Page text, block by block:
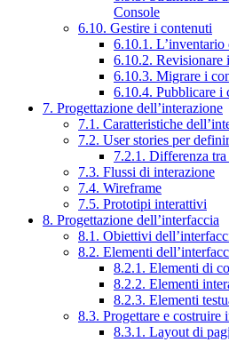
Console
6.10. Gestire i contenuti
6.10.1. L’inventario
6.10.2. Revisionare
6.10.3. Migrare i
6.10.4. Pubblicare i
7. Progettazione dell’interazione
7.1. Caratteristiche
7.2. User stories per
7.2.1. Differenza tra
7.3. Flussi di interazione
7.4. Wireframe
7.5. Prototipi interattivi
8. Progettazione dell’interfaccia
8.1. Obiettivi
8.2. Elementi
8.2.1. Elementi di
8.2.2. Elementi
8.2.3. Elementi
8.3. Progettare e costruire
8.3.1. Layout di